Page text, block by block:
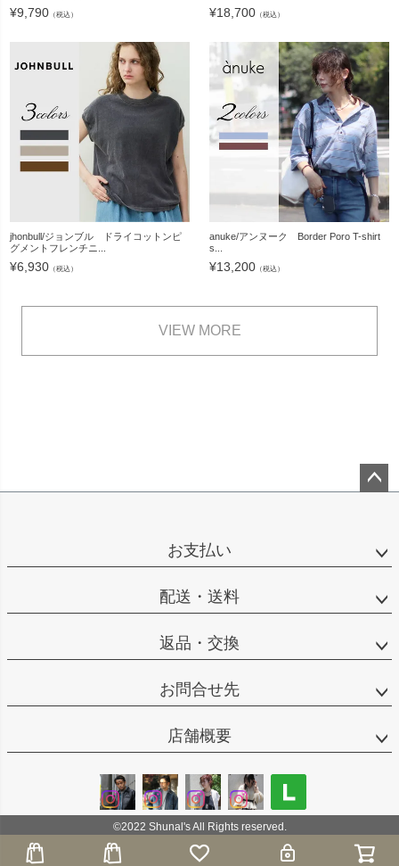
¥9,790 （税込） ¥18,700 （税込）
jhonbull/ジョンブル ドライコットンピ
グメントフレンチニ...
¥6,930 （税込）
anuke/アンヌーク Border Poro T-shirt
s...
¥13,200 （税込）
VIEW MORE
お支払い
配送・送料
返品・交換
お問合せ先
店舗概要
©2022 Shunal's All Rights reserved.